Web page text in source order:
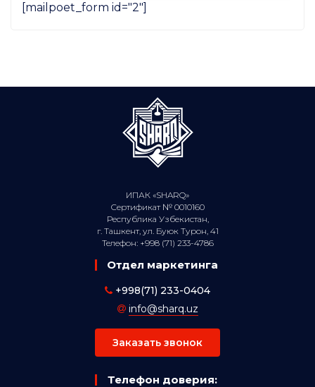
[mailpoet_form id="2"]
ИПАК «SHARQ»
Сертификат № 0010160
Республика Узбекистан,
г. Ташкент, ул. Буюк Турон, 41
Телефон: +998 (71) 233-4786
Отдел маркетинга
+998(71) 233-0404
info@sharq.uz
Заказать звонок
Телефон доверия: